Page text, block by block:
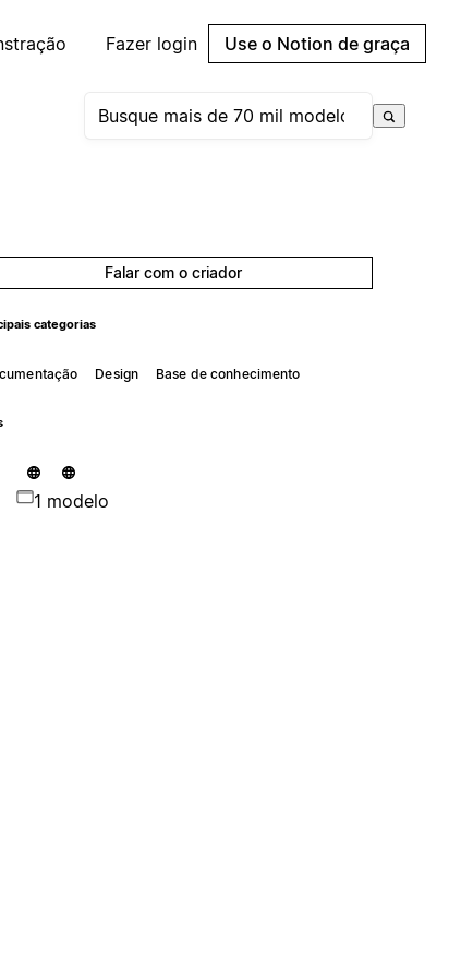
Fazer login Use o Notion de graça
Falar com o criador
categorias
Design Base de conhecimento
1 modelo